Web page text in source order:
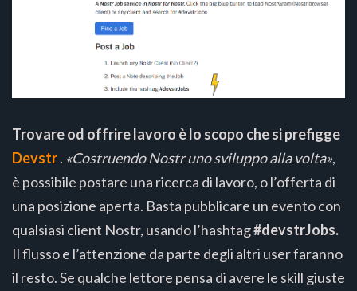
Trovare od offrire lavoro è lo scopo che si prefigge
Devstr. «Costruendo Nostr uno sviluppo alla volta»,
è possibile postare una ricerca di lavoro, o l’offerta di
una posizione aperta. Basta pubblicare un evento con
qualsiasi client Nostr, usando l’hashtag#devstrJobs.
Il flusso e l’attenzione da parte degli altri user faranno
il resto. Se qualche lettore pensa di avere le skill giuste